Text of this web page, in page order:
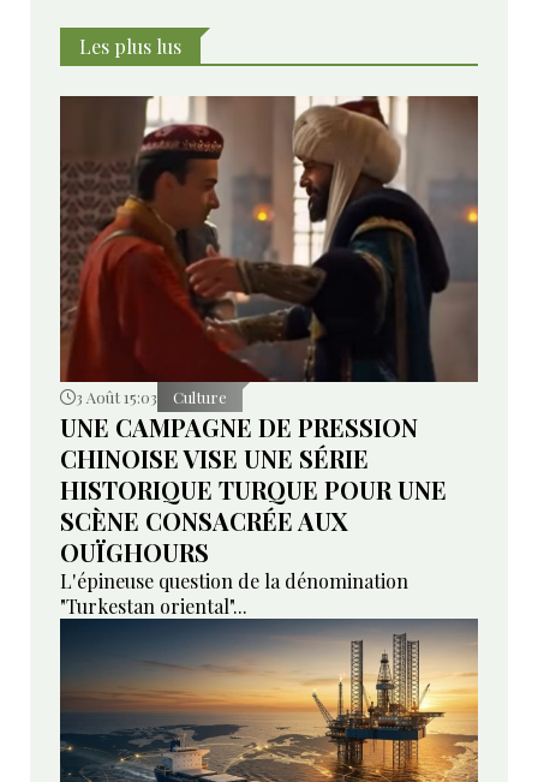
Les plus lus
3 Août 15:03 Culture
UNE CAMPAGNE DE PRESSION
CHINOISE VISE UNE SÉRIE
HISTORIQUE TURQUE POUR UNE
SCÈNE CONSACRÉE AUX
OUÏGHOURS
L'épineuse question de la dénomination
"Turkestan oriental"...